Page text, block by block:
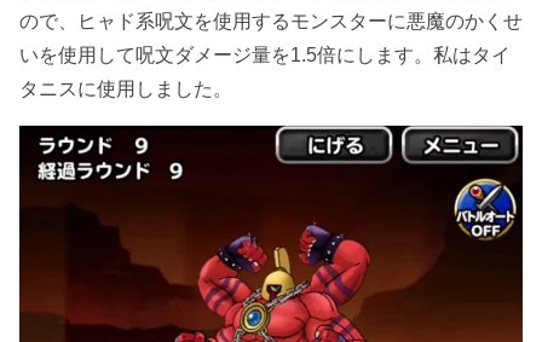
ので、ヒャド系呪文を使用するモンスターに悪魔のかくせ
いを使用して呪文ダメージ量を1.5倍にします。私はタイ
タニスに使用しました。